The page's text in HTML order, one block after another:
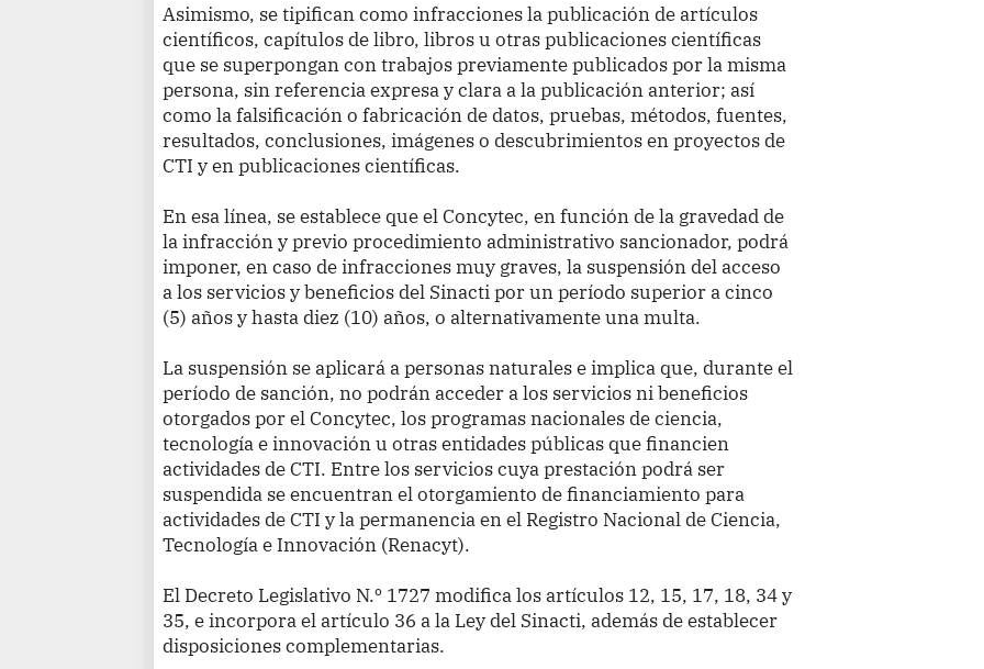
Asimismo, se tipifican como infracciones la publicación de artículos
científicos, capítulos de libro, libros u otras publicaciones científicas
que se superpongan con trabajos previamente publicados por la misma
persona, sin referencia expresa y clara a la publicación anterior; así
como la falsificación o fabricación de datos, pruebas, métodos, fuentes,
resultados, conclusiones, imágenes o descubrimientos en proyectos de
CTI y en publicaciones científicas.
En esa línea, se establece que el Concytec, en función de la gravedad de
la infracción y previo procedimiento administrativo sancionador, podrá
imponer, en caso de infracciones muy graves, la suspensión del acceso
a los servicios y beneficios del Sinacti por un período superior a cinco
(5) años y hasta diez (10) años, o alternativamente una multa.
La suspensión se aplicará a personas naturales e implica que, durante el
período de sanción, no podrán acceder a los servicios ni beneficios
otorgados por el Concytec, los programas nacionales de ciencia,
tecnología e innovación u otras entidades públicas que financien
actividades de CTI. Entre los servicios cuya prestación podrá ser
suspendida se encuentran el otorgamiento de financiamiento para
actividades de CTI y la permanencia en el Registro Nacional de Ciencia,
Tecnología e Innovación (Renacyt).
El Decreto Legislativo N.º 1727 modifica los artículos 12, 15, 17, 18, 34 y
35, e incorpora el artículo 36 a la Ley del Sinacti, además de establecer
disposiciones complementarias.